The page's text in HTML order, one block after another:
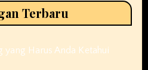
Terbaru
yang Harus Anda Ketahui